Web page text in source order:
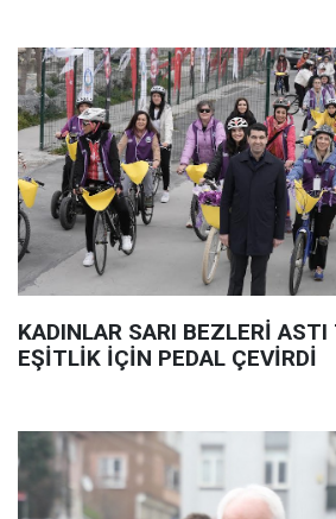
KADINLAR SARI BEZLERİ
EŞİTLİK İÇİN PEDAL ÇEVİRDİ